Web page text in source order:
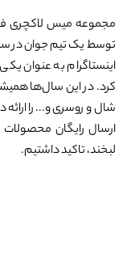
مجموعه میس لاکچری
اینستاگرام به عنوان
کرد. در این سال‌ها
شال و روسری و... را
ارسال رایگان
لبخند، تاکید داشتیم.